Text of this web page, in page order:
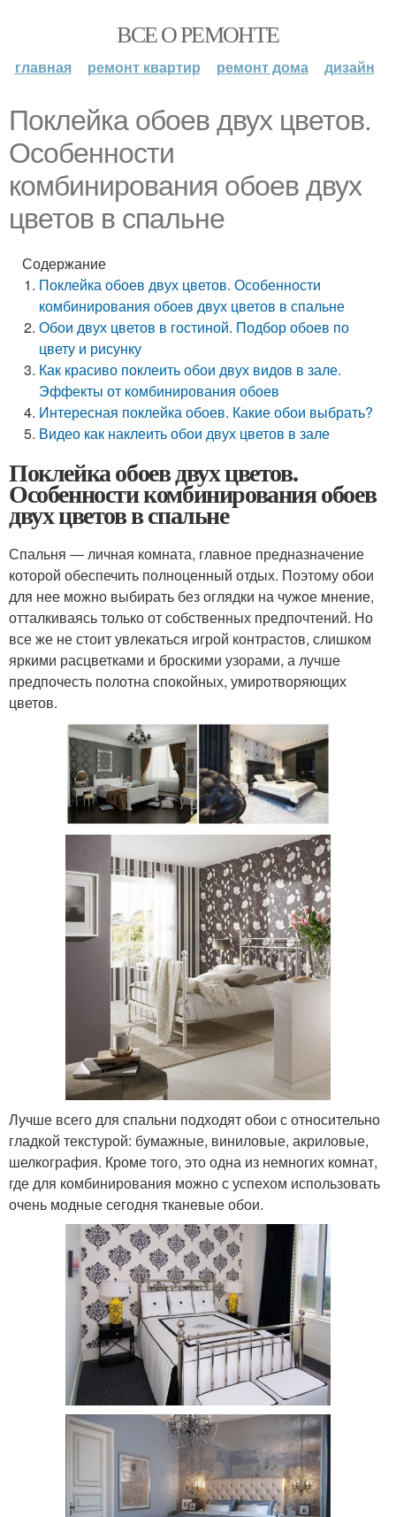
ВСЕ О РЕМОНТЕ
главная ремонт квартир ремонт дома дизайн
Поклейка обоев двух цветов.
Особенности
комбинирования обоев двух
цветов в спальне
Содержание
Поклейка обоев двух цветов. Особенности
комбинирования обоев двух цветов в спальне
Обои двух цветов в гостиной. Подбор обоев по
цвету и рисунку
Как красиво поклеить обои двух видов в зале.
Эффекты от комбинирования обоев
Интересная поклейка обоев. Какие обои выбрать?
Видео как наклеить обои двух цветов в зале
Поклейка обоев двух цветов.
Особенности комбинирования обоев
двух цветов в спальне
Спальня ― личная комната, главное предназначение
которой обеспечить полноценный отдых. Поэтому обои
для нее можно выбирать без оглядки на чужое мнение,
отталкиваясь только от собственных предпочтений. Но
все же не стоит увлекаться игрой контрастов, слишком
яркими расцветками и броскими узорами, а лучше
предпочесть полотна спокойных, умиротворяющих
цветов.
Лучше всего для спальни подходят обои с относительно
гладкой текстурой: бумажные, виниловые, акриловые,
шелкография. Кроме того, это одна из немногих комнат,
где для комбинирования можно с успехом использовать
очень модные сегодня тканевые обои.